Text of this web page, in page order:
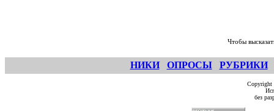
Чтобы
НИКИ ОПРОСЫ РУБРИКИ
без